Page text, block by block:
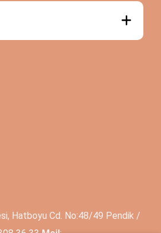
Hatboyu Cd. No:48/49 Pendik /